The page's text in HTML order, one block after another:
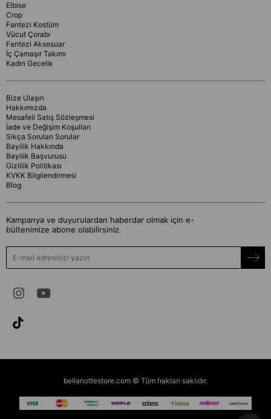
Elbise
Crop
Fantezi Kostüm
Vücut Çorabı
Fantezi Aksesuar
İç Çamaşır Takımı
Kadın Gecelik
Bize Ulaşın
Hakkımızda
Mesafeli Satış Sözleşmesi
İade ve Değişim Koşulları
Sıkça Sorulan Sorular
Bayilik Hakkında
Bayilik Başvurusu
Gizlilik Politikası
KVKK Bilgilendirmesi
Blog
Kampanya ve duyurulardan haberdar olmak için e-
bültenimize abone olabilirsiniz.
bellanottestore.com © Tüm hakları saklıdır.